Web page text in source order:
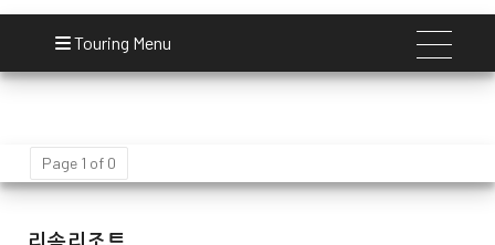
Touring Menu
Page 1 of 0